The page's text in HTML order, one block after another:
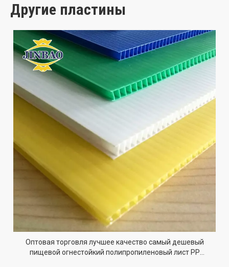
Другие пластины
Оптовая торговля лучшее качество самый дешевый
пищевой огнестойкий полипропиленовый лист PP